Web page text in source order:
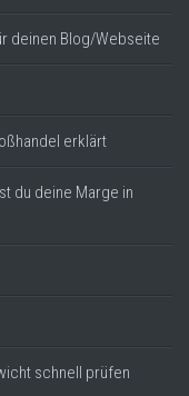
deinen Blog/Webseite
erklärt
du deine Marge in
schnell prüfen